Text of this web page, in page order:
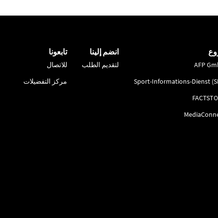
AFP
Sport-Informations-Dienst
انضم إلينا
لتقديم الطلب
تابعونا
للاتصال
مركز التفضيلات